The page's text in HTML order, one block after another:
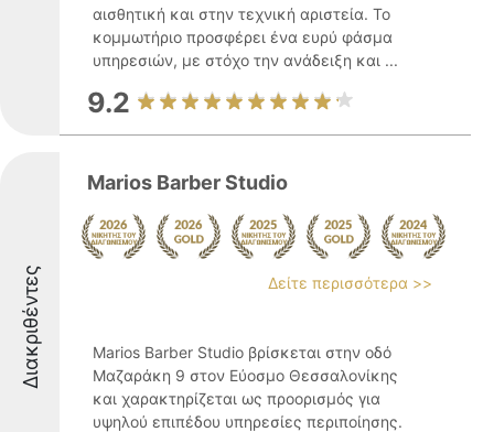
αισθητική και στην τεχνική αριστεία. Το
κομμωτήριο προσφέρει ένα ευρύ φάσμα
υπηρεσιών, με στόχο την ανάδειξη και ...
9.2
Διακριθέντες
Marios Barber Studio
Δείτε περισσότερα >>
Marios Barber Studio βρίσκεται στην οδό
Μαζαράκη 9 στον Εύοσμο Θεσσαλονίκης
και χαρακτηρίζεται ως προορισμός για
υψηλού επιπέδου υπηρεσίες περιποίησης.